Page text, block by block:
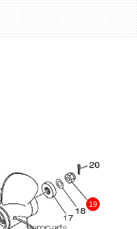
19